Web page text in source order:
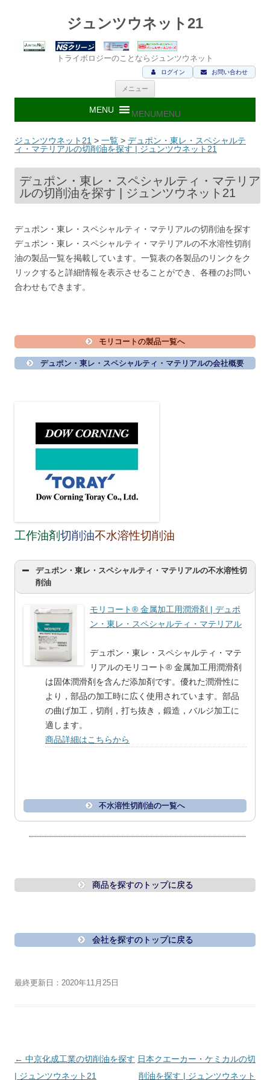
ジュンツウネット21
トライボロジーのことならジュンツウネット
お問い合わせ
ログイン
メニュー
ン
ツ
キ
ッ
MENUMENU
ジュンツウネット21 > 一覧 > デュポン・東レ・スペシャルテ
ィ・マテリアルの切削油を探す | ジュンツウネット21
デュポン・東レ・スペシャルティ・マテリア
ルの切削油を探す | ジュンツウネット21
デュポン・東レ・スペシャルティ・マテリアルの切削油を探す
デュポン・東レ・スペシャルティ・マテリアルの不水溶性切削
油の製品一覧を掲載しています。一覧表の各製品のリンクをク
リックすると詳細情報を表示させることができ、各種のお問い
合わせもできます。
モリコートの製品一覧へ
デュポン・東レ・スペシャルティ・マテリアルの会社概要
工作油剤切削油不水溶性切削油
デュポン・東レ・スペシャルティ・マテリアルの不水溶性切
削油
モリコート® 金属加工用潤滑剤 | デュポ
ン・東レ・スペシャルティ・マテリアル
デュポン・東レ・スペシャルティ・マテ
リアルのモリコート® 金属加工用潤滑剤
は固体潤滑剤を含んだ添加剤です。優れた潤滑性に
より，部品の加工時に広く使用されています。部品
の曲げ加工，切削，打ち抜き，鍛造，バルジ加工に
適します。
商品詳細はこちらから
不水溶性切削油の一覧へ
商品を探すのトップに戻る
会社を探すのトップに戻る
最終更新日：2020年11月25日
投
稿
← 中京化成工業の切削油を探す
| ジュンツウネット21
日本クエーカー・ケミカルの切
削油を探す | ジュンツウネット